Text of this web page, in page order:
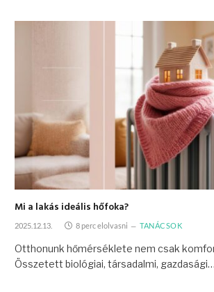
Mi a lakás ideális hőfoka?
2025.12.13. 8 perc elolvasni TANÁCSOK
Otthonunk hőmérséklete nem csak
Összetett biológiai, társadalmi, gazdasági…